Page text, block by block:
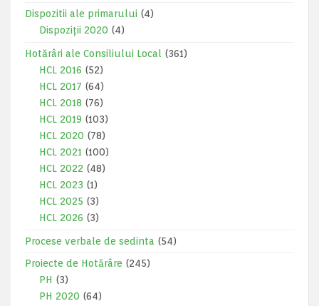
Dispozitii ale primarului (4)
Dispoziții 2020 (4)
Hotărâri ale Consiliului Local
(361)
HCL 2016 (52)
HCL 2017 (64)
HCL 2018 (76)
HCL 2019 (103)
HCL 2020 (78)
HCL 2021 (100)
HCL 2022 (48)
HCL 2023 (1)
HCL 2025 (3)
HCL 2026 (3)
Procese verbale de sedinta (54)
Proiecte de Hotărâre (245)
PH (3)
PH 2020 (64)